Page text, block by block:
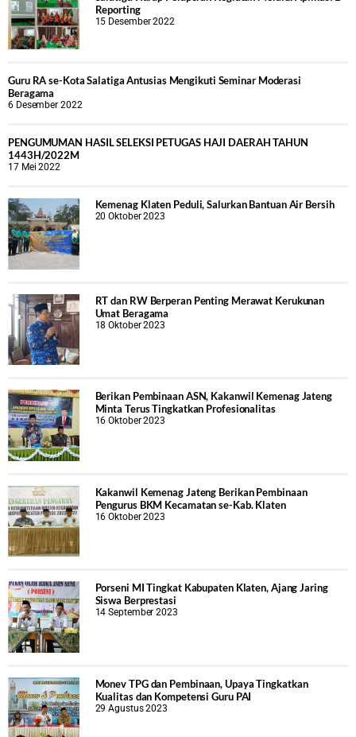
Reporting
15 Desember 2022
Guru RA se-Kota Salatiga Antusias Mengikuti Seminar Moderasi
Beragama
6 Desember 2022
PENGUMUMAN HASIL SELEKSI PETUGAS HAJI DAERAH TAHUN
1443H/2022M
17 Mei 2022
Kemenag Klaten Peduli, Salurkan Bantuan Air Bersih
20 Oktober 2023
RT dan RW Berperan Penting Merawat Kerukunan
Umat Beragama
18 Oktober 2023
Berikan Pembinaan ASN, Kakanwil Kemenag Jateng
Minta Terus Tingkatkan Profesionalitas
16 Oktober 2023
Kakanwil Kemenag Jateng Berikan Pembinaan
Pengurus BKM Kecamatan se-Kab. Klaten
16 Oktober 2023
Porseni MI Tingkat Kabupaten Klaten, Ajang Jaring
Siswa Berprestasi
14 September 2023
Monev TPG dan Pembinaan, Upaya Tingkatkan
Kualitas dan Kompetensi Guru PAI
29 Agustus 2023